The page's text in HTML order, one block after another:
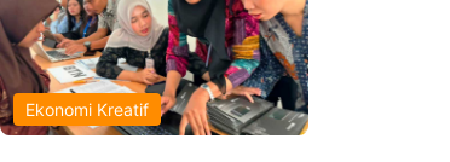
Ekonomi Kreatif